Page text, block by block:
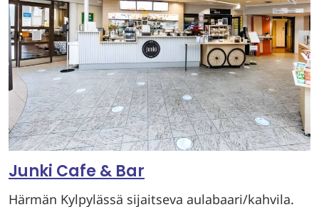
Junki Cafe & Bar
Härmän Kylpylässä sijaitseva aulabaari/kahvila.